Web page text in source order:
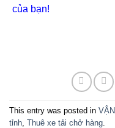
của bạn!
This entry was posted in
tỉnh Thuê xe tải chở hàng